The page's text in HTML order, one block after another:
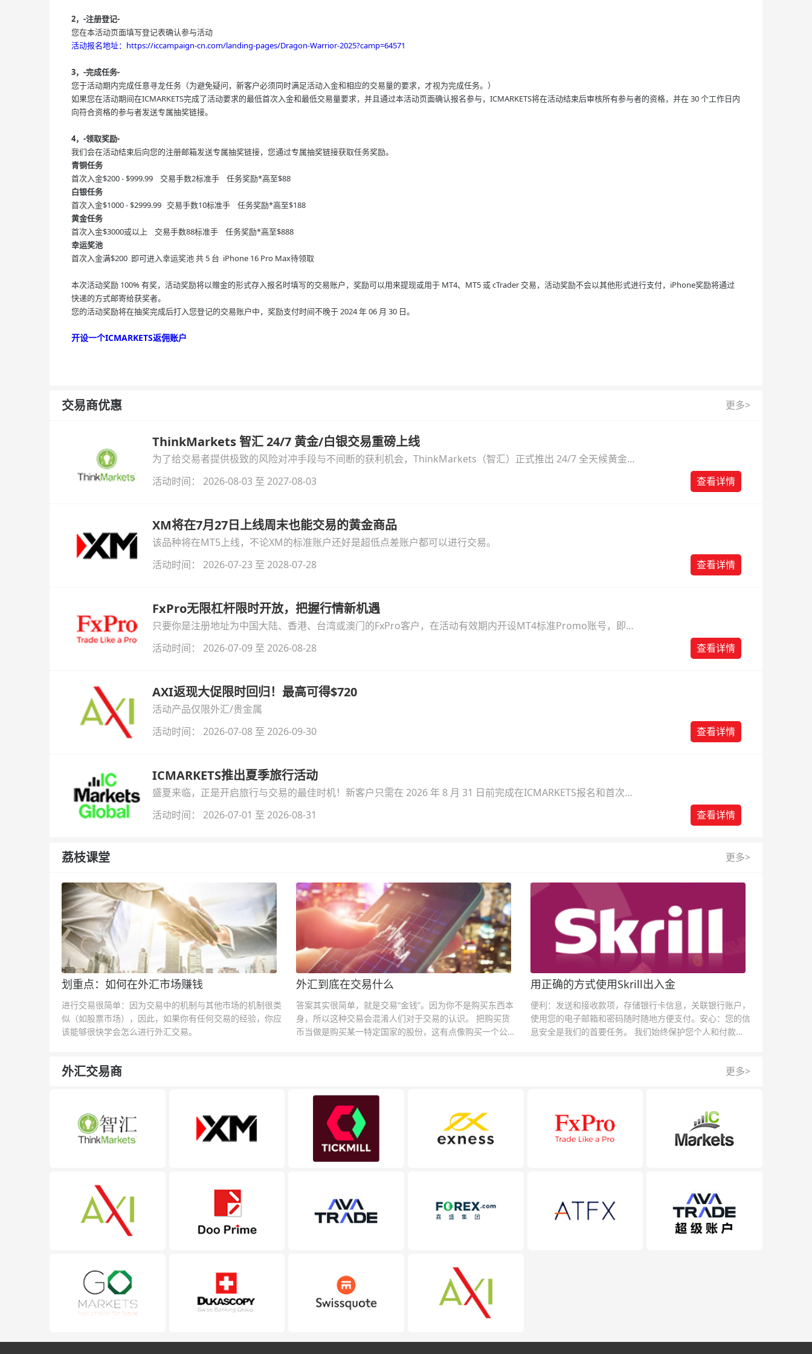
2，-注册登记-
您在本活动页面填写登记表确认参与活动
活动报名地址：https://iccampaign-cn.com/landing-pages/Dragon-Warrior-2025?camp=64571
3，-完成任务-
您于活动期内完成任意寻龙任务（为避免疑问，新客户必须同时满足活动入金和相应的交易量的要求，才视为完成任务。）
如果您在活动期间在ICMARKETS完成了活动要求的最低首次入金和最低交易量要求，并且通过本活动页面确认报名参与，ICMARKETS将在活动结束后审核所有参与者的资格，并在 30 个工作日内
向符合资格的参与者发送专属抽奖链接。
4，-领取奖励-
我们会在活动结束后向您的注册邮箱发送专属抽奖链接，您通过专属抽奖链接获取任务奖励。
青铜任务
首次入金$200 - $999.99 交易手数2标准手 任务奖励*高至$88
白银任务
首次入金$1000 - $2999.99 交易手数10标准手 任务奖励*高至$188
黄金任务
首次入金$3000或以上 交易手数88标准手 任务奖励*高至$888
幸运奖池
首次入金满$200 即可进入幸运奖池 共 5 台 iPhone 16 Pro Max待领取
本次活动奖励 100% 有奖，活动奖励将以赠金的形式存入报名时填写的交易账户，奖励可以用来提现或用于 MT4、MT5 或 cTrader 交易，活动奖励不会以其他形式进行支付，iPhone奖励将通过
快递的方式邮寄给获奖者。
您的活动奖励将在抽奖完成后打入您登记的交易账户中，奖励支付时间不晚于 2024 年 06 月 30 日。
开设一个ICMARKETS返佣账户
交易商优惠 更多>
ThinkMarkets 智汇 24/7 黄金/白银交易重磅上线
为了给交易者提供极致的风险对冲手段与不间断的获利机会，ThinkMarkets（智汇）正式推出 24/7 全天候黄金
与白银交易！本文将为您详细拆解本次升级的核心交易品种、杠杆配置、支持软件及交易细则。
活动时间： 2026-08-03 至 2027-08-03 查看详情
XM将在7月27日上线周末也能交易的黄金商品
该品种将在MT5上线，不论XM的标准账户还好是超低点差账户都可以进行交易。
活动时间： 2026-07-23 至 2028-07-28
查看详情
FxPro无限杠杆限时开放，把握行情新机遇
只要你是注册地址为中国大陆、香港、台湾或澳门的FxPro客户，在活动有效期内开设MT4标准Promo账号，即可
自动解锁无限倍杠杆福利，无需额外复杂操作。
活动时间： 2026-07-09 至 2026-08-28 查看详情
AXI返现大促限时回归！最高可得$720
活动产品仅限外汇/贵金属
活动时间： 2026-07-08 至 2026-09-30
查看详情
ICMARKETS推出夏季旅行活动
盛夏来临，正是开启旅行与交易的最佳时机！新客户只需在 2026 年 8 月 31 日前完成在ICMARKETS报名和首次入
金即可参与！
活动时间： 2026-07-01 至 2026-08-31 查看详情
荔枝课堂 更多>
划重点：如何在外汇市场赚钱
进行交易很简单：因为交易中的机制与其他市场的机制很类
似（如股票市场），因此，如果你有任何交易的经验，你应
该能够很快学会怎么进行外汇交易。
外汇到底在交易什么
答案其实很简单，就是交易“金钱”。因为你不是购买东西本
身，所以这种交易会混淆人们对于交易的认识。 把购买货
币当做是购买某一特定国家的股份，这有点像购买一个公司
用正确的方式使用Skrill出入金
便利：发送和接收款项，存储银行卡信息，关联银行账户，
使用您的电子邮箱和密码随时随地方便支付。安心：您的信
息安全是我们的首要任务。 我们始终保护您个人和付款信
外汇交易商 更多>